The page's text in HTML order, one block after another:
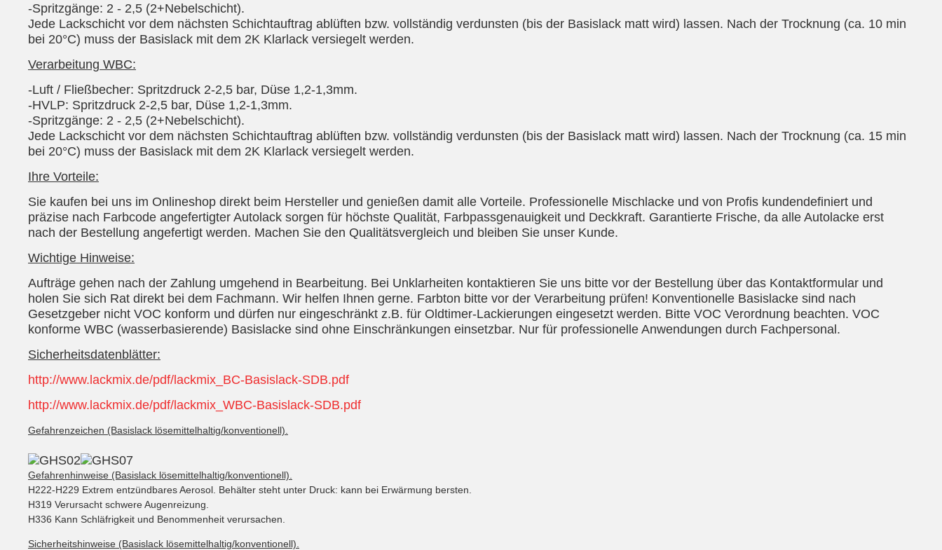
-Spritzgänge: 2 - 2,5 (2+Nebelschicht).
Jede Lackschicht vor dem nächsten Schichtauftrag ablüften bzw. vollständig verdunsten (bis der Basislack matt wird) lassen. Nach der Trocknung (ca. 10 min
bei 20°C) muss der Basislack mit dem 2K Klarlack versiegelt werden.
Verarbeitung WBC:
-Luft / Fließbecher: Spritzdruck 2-2,5 bar, Düse 1,2-1,3mm.
-HVLP: Spritzdruck 2-2,5 bar, Düse 1,2-1,3mm.
-Spritzgänge: 2 - 2,5 (2+Nebelschicht).
Jede Lackschicht vor dem nächsten Schichtauftrag ablüften bzw. vollständig verdunsten (bis der Basislack matt wird) lassen. Nach der Trocknung (ca. 15 min
bei 20°C) muss der Basislack mit dem 2K Klarlack versiegelt werden.
Ihre Vorteile:
Sie kaufen bei uns im Onlineshop direkt beim Hersteller und genießen damit alle Vorteile. Professionelle Mischlacke und von Profis kundendefiniert und
präzise nach Farbcode angefertigter Autolack sorgen für höchste Qualität, Farbpassgenauigkeit und Deckkraft. Garantierte Frische, da alle Autolacke erst
nach der Bestellung angefertigt werden. Machen Sie den Qualitätsvergleich und bleiben Sie unser Kunde.
Wichtige Hinweise:
Aufträge gehen nach der Zahlung umgehend in Bearbeitung. Bei Unklarheiten kontaktieren Sie uns bitte vor der Bestellung über das Kontaktformular und
holen Sie sich Rat direkt bei dem Fachmann. Wir helfen Ihnen gerne. Farbton bitte vor der Verarbeitung prüfen! Konventionelle Basislacke sind nach
Gesetzgeber nicht VOC konform und dürfen nur eingeschränkt z.B. für Oldtimer-Lackierungen eingesetzt werden. Bitte VOC Verordnung beachten. VOC
konforme WBC (wasserbasierende) Basislacke sind ohne Einschränkungen einsetzbar. Nur für professionelle Anwendungen durch Fachpersonal.
Sicherheitsdatenblätter:
http://www.lackmix.de/pdf/lackmix_BC-Basislack-SDB.pdf
http://www.lackmix.de/pdf/lackmix_WBC-Basislack-SDB.pdf
Gefahrenzeichen (Basislack lösemittelhaltig/konventionell).
Gefahrenhinweise (Basislack lösemittelhaltig/konventionell).
H222-H229 Extrem entzündbares Aerosol. Behälter steht unter Druck: kann bei Erwärmung bersten.
H319 Verursacht schwere Augenreizung.
H336 Kann Schläfrigkeit und Benommenheit verursachen.
Sicherheitshinweise (Basislack lösemittelhaltig/konventionell).